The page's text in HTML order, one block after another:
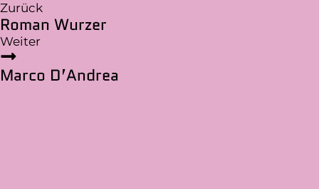
Zurück
Roman Wurzer
Weiter
Marco D’Andrea